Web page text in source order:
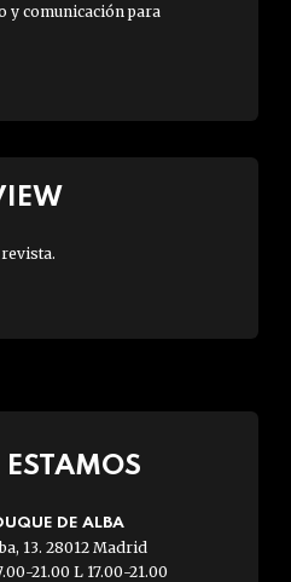
y comunicación para
ESTAMOS
DE ALBA
13. 28012 Madrid
21.00 L 17.00-21.00